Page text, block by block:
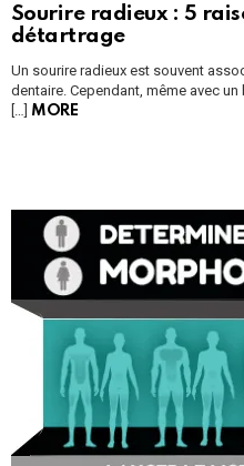
Sourire radieux : 5
détartrage
Un sourire radieux est souvent
dentaire. Cependant, même avec
[…] MORE